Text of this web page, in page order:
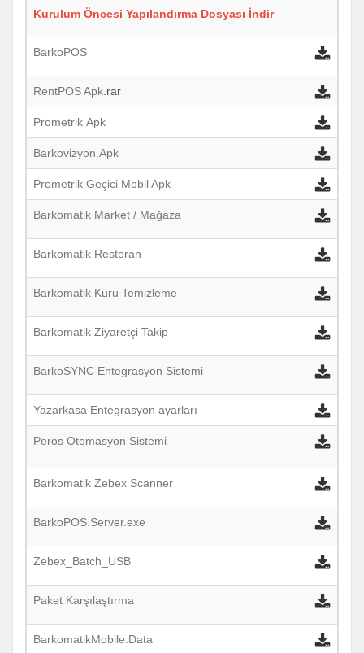
Kurulum Öncesi Yapılandırma Dosyası İndir
BarkoPOS
RentPOS Apk .rar
Prometrik Apk
Barkovizyon.Apk
Prometrik Geçici Mobil Apk
Barkomatik Market / Mağaza
Barkomatik Restoran
Barkomatik Kuru Temizleme
Barkomatik Ziyaretçi Takip
BarkoSYNC Entegrasyon Sistemi
Yazarkasa Entegrasyon ayarları
Peros Otomasyon Sistemi
Barkomatik Zebex Scanner
BarkoPOS.Server.exe
Zebex_Batch_USB
Paket Karşılaştırma
BarkomatikMobile.Data